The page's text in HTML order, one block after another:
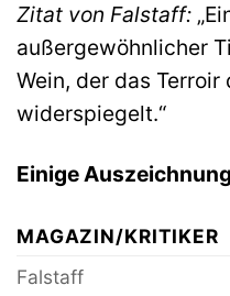
Zitat von Falstaff:
außergewöhnlicher
Wein, der das
widerspiegelt.“
Einige
MAGAZIN/KRITIKER
Falstaff